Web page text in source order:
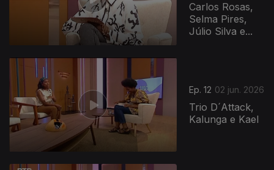
Carlos Rosas,
Selma Pires,
Júlio Silva e...
Ep. 12 02 jun. 2026
Trio D´Attack,
Kalunga e Kael